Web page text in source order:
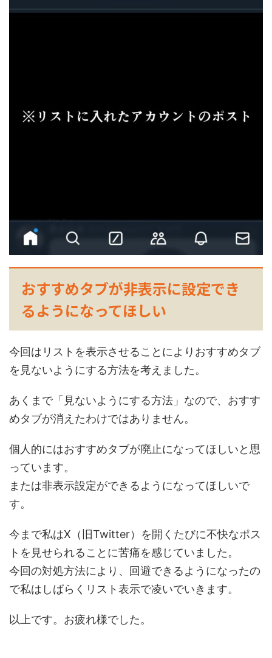
おすすめタブが非表示に設定でき
るようになってほしい
今回はリストを表示させることによりおすすめタブ
を見ないようにする方法を考えました。
あくまで「見ないようにする方法」なので、おすす
めタブが消えたわけではありません。
個人的にはおすすめタブが廃止になってほしいと思
っています。
または非表示設定ができるようになってほしいで
す。
今まで私はX（旧Twitter）を開くたびに不快なポス
トを見せられることに苦痛を感じていました。
今回の対処方法により、回避できるようになったの
で私はしばらくリスト表示で凌いでいきます。
以上です。お疲れ様でした。